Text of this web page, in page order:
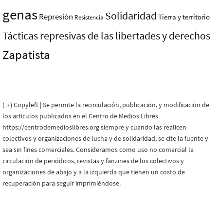
genasRepresión Resistencia Solidaridad Tierra y territorio
Tácticas represivas de las libertades y derechos
Zapatista
( ɔ ) Copyleft | Se permite la recirculación, publicación, y modificación de
los artículos publicados en el Centro de Medios Libres
https://centrodemedioslibres.org siempre y cuando las realicen
colectivos y organizaciones de lucha y de solidaridad, se cite la fuente y
sea sin fines comerciales. Consideramos como uso no comercial la
circulación de periódicos, revistas y fanzines de los colectivos y
organizaciones de abajo y a la izquierda que tienen un costo de
recuperación para seguir imprimiéndose.